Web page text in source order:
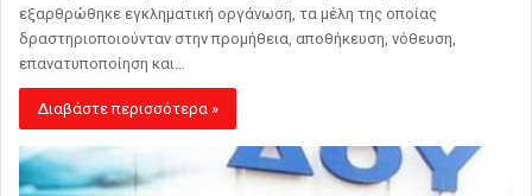
εξαρθρώθηκε εγκληματική οργάνωση, τα μέλη της οποίας
δραστηριοποιούνταν στην προμήθεια, αποθήκευση, νόθευση,
επανατυποποίηση και…
Διαβάστε περισσότερα »